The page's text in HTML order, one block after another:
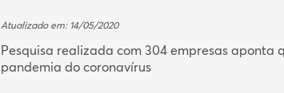
RJ - ANGRA DOS REIS
Atualizado em: 14/05/2020
Pesquisa realizada com 304 empresas
pandemia do coronavírus